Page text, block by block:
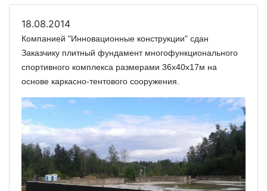
18.08.2014
Компанией "Инновационные конструкции" сдан
Заказчику плитный фундамент многофункционального
спортивного комплекса размерами 36х40х17м на
основе каркасно-тентового сооружения.